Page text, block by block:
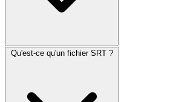
Qu'est-ce qu'un fichier SRT ?